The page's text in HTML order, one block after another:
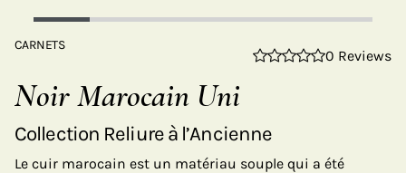
CARNETS
0 Reviews
Noir Marocain Uni
Collection Reliure à l’Ancienne
Le cuir marocain est un matériau souple qui a été